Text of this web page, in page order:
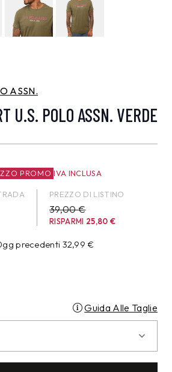
ASSN.
U.S. POLO ASSN. VERDE
PROMO IVA INCLUSA
PREZZO DI LISTINO
39,00 €
RISPARMI 25,80€
precedenti 32,99€
Guida Alle Taglie